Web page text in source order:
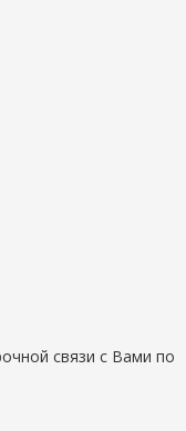
связи с Вами по